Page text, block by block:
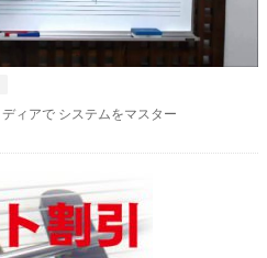
ィアで システムをマスター